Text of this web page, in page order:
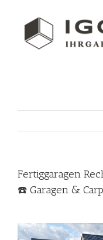
Fertiggaragen
☎️ Garagen &